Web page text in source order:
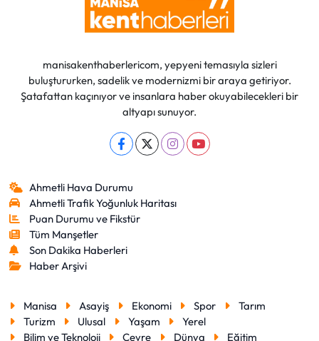
manisakenthaberlericom, yepyeni temasıyla sizleri
buluştururken, sadelik ve modernizmi bir araya getiriyor.
Şatafattan kaçınıyor ve insanlara haber okuyabilecekleri bir
altyapı sunuyor.
Ahmetli Hava Durumu
Ahmetli Trafik Yoğunluk Haritası
Puan Durumu ve Fikstür
Tüm Manşetler
Son Dakika Haberleri
Haber Arşivi
Manisa Asayiş Ekonomi Spor
Tarım
Turizm
Ulusal Yaşam
Yerel
Bilim ve Teknoloji
Çevre Dünya Eğitim